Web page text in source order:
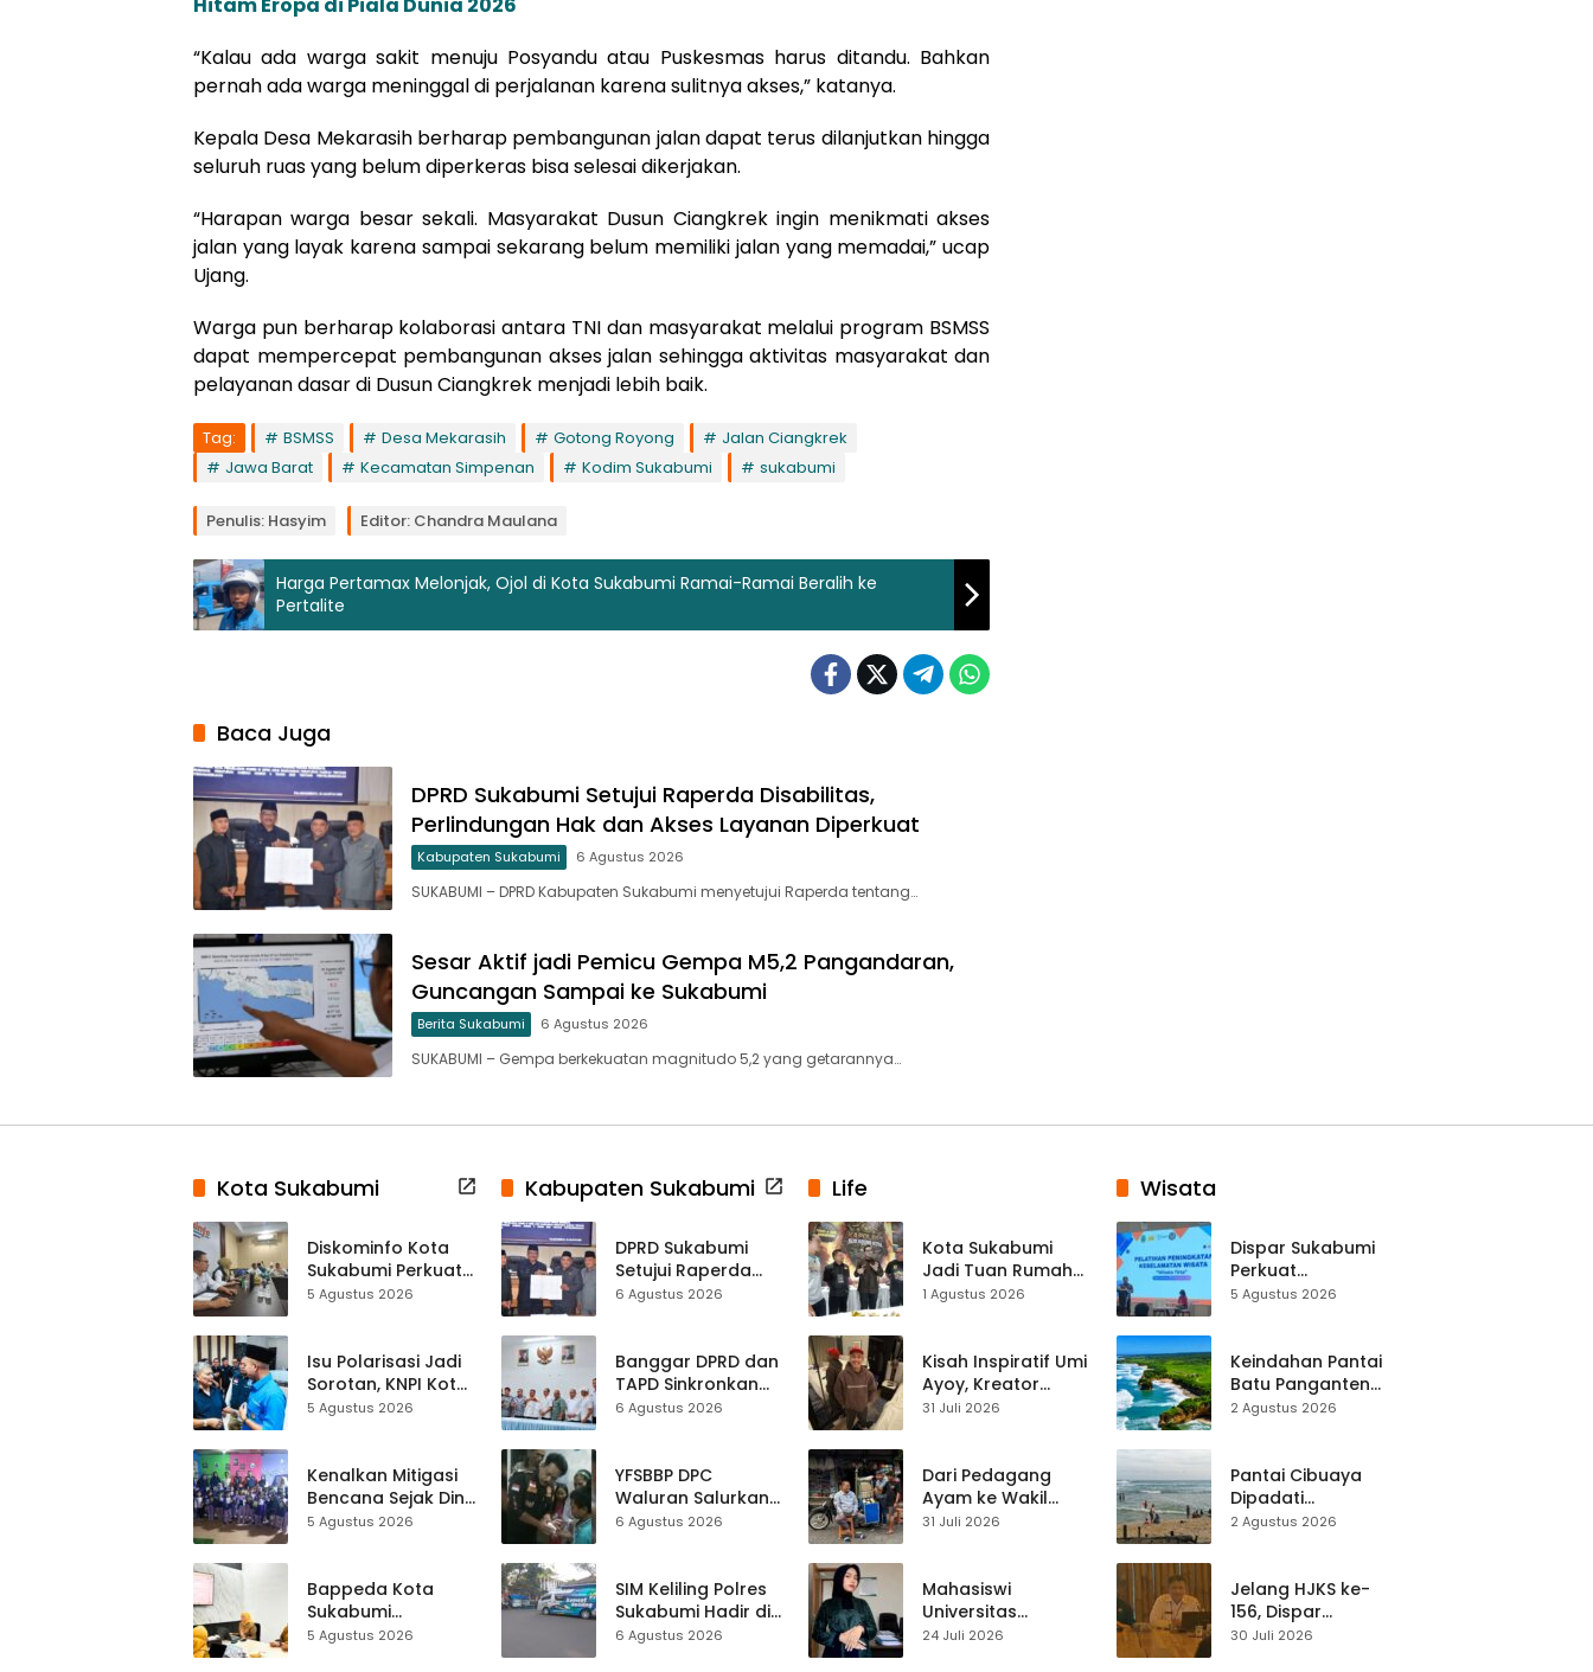
“Kalau ada warga sakit menuju Posyandu atau Puskesmas harus ditandu. Bahkan
pernah ada warga meninggal di perjalanan karena sulitnya akses,” katanya.
Kepala Desa Mekarasih berharap pembangunan jalan dapat terus dilanjutkan hingga
seluruh ruas yang belum diperkeras bisa selesai dikerjakan.
“Harapan warga besar sekali. Masyarakat Dusun Ciangkrek ingin menikmati akses
jalan yang layak karena sampai sekarang belum memiliki jalan yang memadai,” ucap
Ujang.
Warga pun berharap kolaborasi antara TNI dan masyarakat melalui program BSMSS
dapat mempercepat pembangunan akses jalan sehingga aktivitas masyarakat dan
pelayanan dasar di Dusun Ciangkrek menjadi lebih baik.
Tag: BSMSS Desa Mekarasih Gotong Royong
Jalan Ciangkrek
Jawa Barat
Kecamatan Simpenan Kodim Sukabumi sukabumi
Penulis: Hasyim Editor: Chandra Maulana
Harga Pertamax Melonjak, Ojol di Kota Sukabumi Ramai-Ramai Beralih ke
Pertalite
Baca Juga
DPRD Sukabumi Setujui Raperda Disabilitas,
Perlindungan Hak dan Akses Layanan Diperkuat
Kabupaten Sukabumi 6 Agustus 2026
SUKABUMI – DPRD Kabupaten Sukabumi menyetujui Raperda tentang…
Sesar Aktif jadi Pemicu Gempa M5,2 Pangandaran,
Guncangan Sampai ke Sukabumi
Berita Sukabumi 6 Agustus 2026
SUKABUMI – Gempa berkekuatan magnitudo 5,2 yang getarannya…
Kota Sukabumi
Diskominfo Kota
Sukabumi Perkuat
Satu Data
Kewilayahan
Dikebut
5 Agustus 2026
Isu Polarisasi Jadi
Sorotan, KNPI Kota
Sukabumi Ajak
5 Agustus 2026
Kenalkan Mitigasi
Bencana Sejak Dini,
Anak-anak KB
Lewat Boneka
Tangan
5 Agustus 2026
Bappeda Kota
Sukabumi
Matangkan Inovasi
5 Agustus 2026
Kabupaten Sukabumi
DPRD Sukabumi
Setujui Raperda
Disabilitas,
Diperkuat
6 Agustus 2026
Banggar DPRD dan
TAPD Sinkronkan
Anggaran
Pendapatan
Dibahas
6 Agustus 2026
YFSBBP DPC
Waluran Salurkan
Bantuan Sosial
Air Panas
6 Agustus 2026
SIM Keliling Polres
Sukabumi Hadir di
Kalapa Nunggal,
6 Agustus 2026
Life
Kota Sukabumi
Jadi Tuan Rumah
Kontes Batu Akik
1 Agustus 2026
Kisah Inspiratif Umi
Ayoy, Kreator
TikTok Asal
Live Streaming
31 Juli 2026
Dari Pedagang
Ayam ke Wakil
Ketua DPRD, H.
Pasar Cisaat
31 Juli 2026
Mahasiswi
Universitas
Muhammadiyah
24 Juli 2026
Wisata
Dispar Sukabumi
Perkuat
Keselamatan
Mitigasi hingga
Teknik Evakuasi
5 Agustus 2026
Keindahan Pantai
Batu Panganten
Mulai Dilirik
2 Agustus 2026
Pantai Cibuaya
Dipadati
Wisatawan,
Waspada
2 Agustus 2026
Jelang HJKS ke-
156, Dispar
Kabupaten
30 Juli 2026